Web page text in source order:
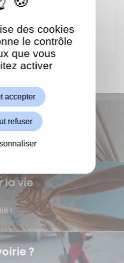
–
?
!
la vie
!
?
est désactivé.
des cookies
le contrôle
que vous
activer
accepter
refuser